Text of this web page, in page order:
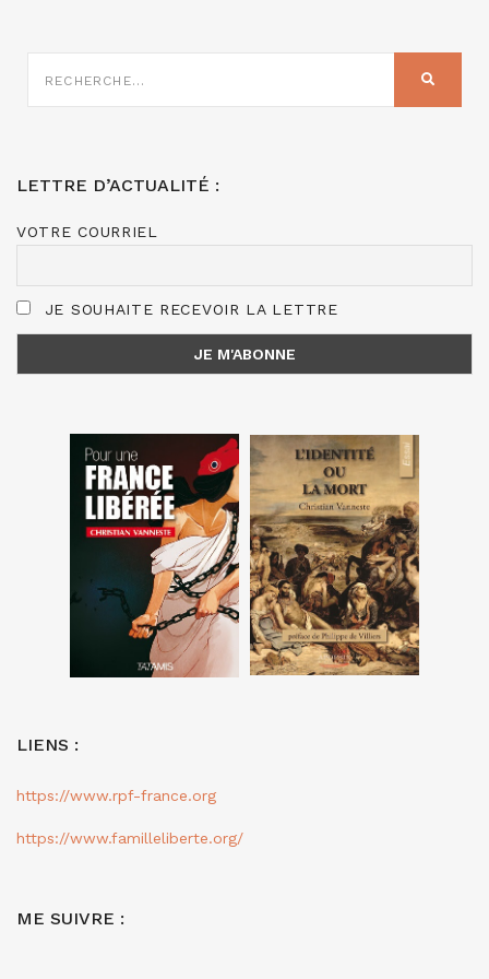
SUR
LETTRE D’ACTUALITÉ :
VOTRE COURRIEL
JE SOUHAITE RECEVOIR LA LETTRE
LIENS :
https://www.rpf-france.org
https://www.familleliberte.org/
ME SUIVRE :